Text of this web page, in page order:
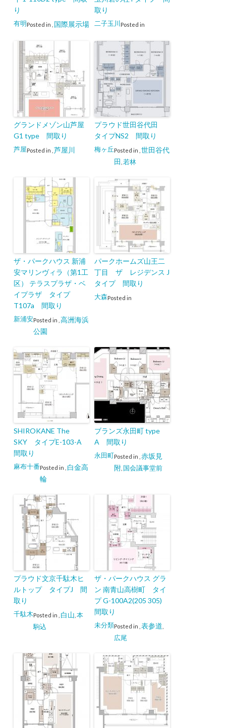
り
Posted in
有明 国際展示場
取り
Posted in
二子玉川
グランドメゾン山芦屋
G1 type 間取り
Posted in
芦屋 芦屋川
プラウド世田谷代田
タイプNS2 間取り
Posted in
梅ヶ丘
世田谷代
田 若林
ザ・パークハウス 新浦
安マリンヴィラ（第1工
区） テラスプラザ・ベ
イプラザ タイプ
T107a 間取り
Posted in
新浦安
高洲海浜
公園
パークホームズ山王二
丁目 ザ レジデンス J
タイプ 間取り
Posted in
大森
SHIROKANE The
SKY タイプE-103-A
間取り
Posted in
麻布十番
白金高
輪
ブランズ永田町 type
A 間取り
Posted in
永田町
赤坂見
附, 国会議事堂前
プラウド文京千駄木ヒ
ルトップ タイプJ 間
取り
Posted in
千駄木 白山 本
駒込
ザ・パークハウス グラ
ン 南青山高樹町 タイ
プ G-100A2(205 305)
間取り
Posted in
未分類 表参道
広尾